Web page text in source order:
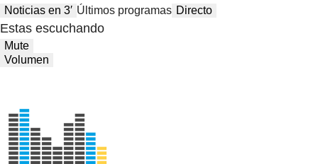
Noticias en 3′ Últimos programas Directo
Estas escuchando
Mute
Volumen